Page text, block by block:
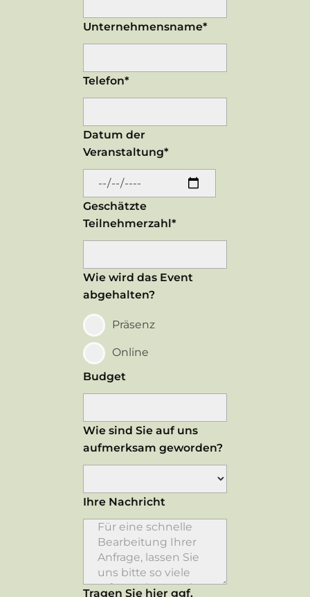
Unternehmensname*
Telefon*
Datum der
Veranstaltung*
Geschätzte
Teilnehmerzahl*
Wie wird das Event
abgehalten?
Präsenz
Online
Budget
Wie sind Sie auf uns
aufmerksam geworden?
Ihre Nachricht
Tragen Sie hier ggf.